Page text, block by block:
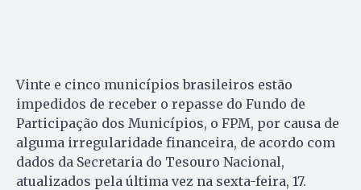
Vinte e cinco municípios brasileiros estão
impedidos de receber o repasse do Fundo de
Participação dos Municípios, o FPM, por causa de
alguma irregularidade financeira, de acordo com
dados da Secretaria do Tesouro Nacional,
atualizados pela última vez na sexta-feira, 17.